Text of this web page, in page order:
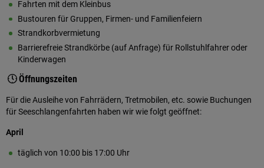
Fahrten mit dem Kleinbus
Bustouren für Gruppen, Firmen- und Familienfeiern
Strandkorbvermietung
Barrierefreie Strandkörbe (auf Anfrage) für Rollstuhlfahrer oder
Kinderwagen
Öffnungszeiten
Für die Ausleihe von Fahrrädern, Tretmobilen, etc. sowie Buchungen
für Seeschlangenfahrten haben wir wie folgt geöffnet:
April
täglich von 10:00 bis 17:00 Uhr